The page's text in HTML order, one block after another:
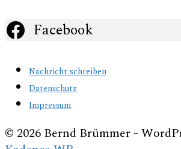
Facebook
Nachricht schreiben
Datenschutz
Impressum
© 2026 Bernd Brümmer -